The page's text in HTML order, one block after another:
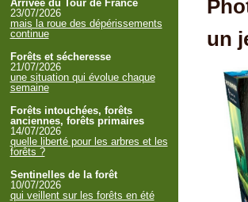
un
Arrivée du Tour de France
23/07/2026
mais la roue des dépérissements
continue
Forêts et sécheresse
21/07/2026
une situation qui évolue chaque
semaine
Forêts intouchées, forêts
anciennes, forêts primaires
14/07/2026
quelle liberté pour les arbres et les
forêts ?
Sentinelles de la forêt
10/07/2026
qui veillent sur les forêts en été